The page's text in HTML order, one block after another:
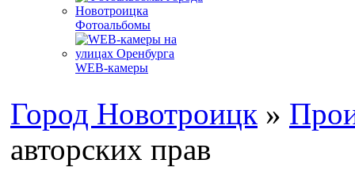
Фотоальбомы
WEB-камеры
Город Новотроицк »
авторских прав